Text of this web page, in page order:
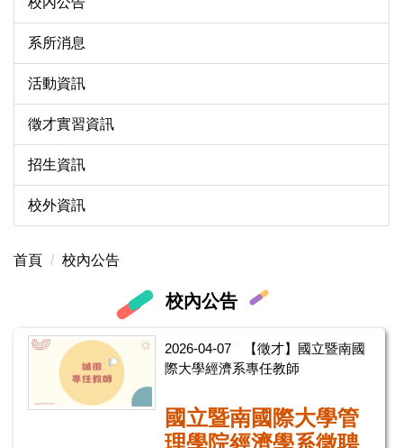
系所消息
活動資訊
徵才實習資訊
招生資訊
校外資訊
首頁 校內公告
校內公告
2026-04-07
【徵才】國立暨南國
際大學經濟系專任教師
國立暨南國際大學管
理學院經濟學系徵聘